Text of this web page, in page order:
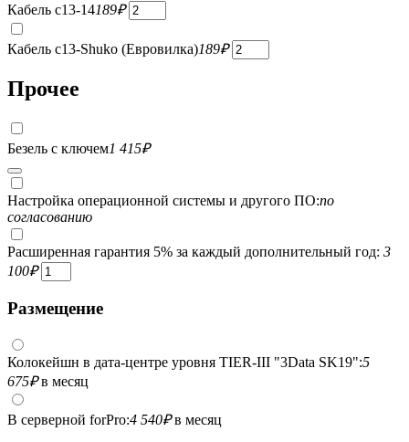
Кабель c13-14189₽
Кабель c13-Shuko (Евровилка)189₽
Прочее
Безель с ключем1 415₽
Настройка операционной системы и другого ПО:по
согласованию
Расширенная гарантия 5% за каждый дополнительный год: 3
100₽
Размещение
Колокейшн в дата-центре уровня TIER-III "3Data SK19":5
675₽в месяц
В серверной forPro:4 540₽в месяц